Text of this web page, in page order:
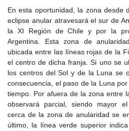
En esta oportunidad, la zona desde
eclipse anular atravesará el sur de
la XI Región de Chile y por la
Argentina. Esta zona de
ubicada entre las líneas rojas de la
el centro de dicha franja. Si uno se
los centros del Sol y de la Luna se
consecuencia, el paso de la Luna
tiempo. Por afuera de la zona entre
observará parcial, siendo mayor
cerca de la zona de anularidad se
último, la línea verde superior